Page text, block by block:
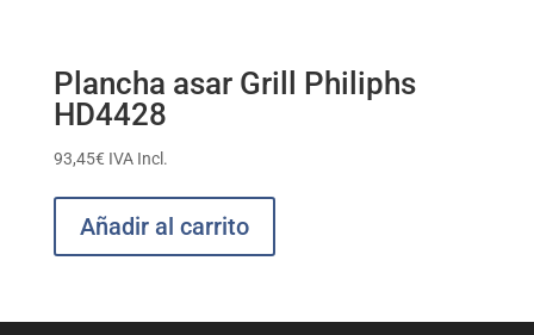
Plancha asar Grill Philiphs
HD4428
93,45€ IVA Incl.
Añadir al carrito